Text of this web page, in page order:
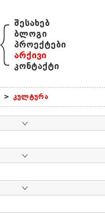
{ შესახებ
ბლოგი
პროექტები
არქივი
კონტაქტი
> კულტურა